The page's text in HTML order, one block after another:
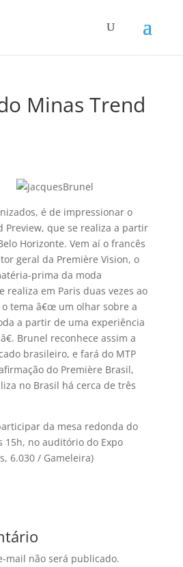
Minas Trend
é de impressionar o
Preview, que se realiza a partir
Horizonte. Vem aí­ o francês
geral da Première Vision, o
prima da moda
realiza em Paris duas vezes ao
tema â€œ um olhar sobre a
a partir de uma experiência
Brunel reconhece assim a
brasileiro, e fará do MTP
do Première Brasil,
no Brasil há cerca de três
da mesa redonda do
15h, no auditório do Expo
6.030 / Gameleira)
mail não será publicado.